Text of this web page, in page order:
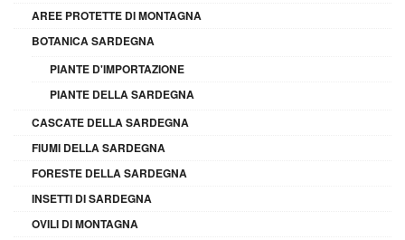
AREE PROTETTE DI MONTAGNA
BOTANICA SARDEGNA
PIANTE D'IMPORTAZIONE
PIANTE DELLA SARDEGNA
CASCATE DELLA SARDEGNA
FIUMI DELLA SARDEGNA
FORESTE DELLA SARDEGNA
INSETTI DI SARDEGNA
OVILI DI MONTAGNA